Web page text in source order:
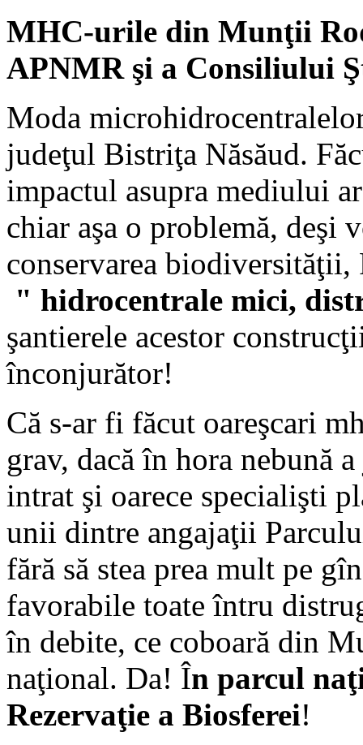
MHC-urile din Munţii
APNMR şi a Consiliului
Moda
judeţul Bistriţa Năsăud.
impactul asupra mediului
chiar aşa o problemă, deşi
conservarea biodiversităţii,
" hidrocentrale mici,
şantierele acestor
înconjurător!
Că s-ar fi făcut oareşcari
grav, dacă în hora nebună
intrat şi oarece specialişti
unii dintre angajaţii
fără să stea prea mult pe
favorabile toate întru
în debite, ce coboară din
naţional. Da! În parcul
Rezervaţie a Biosferei!